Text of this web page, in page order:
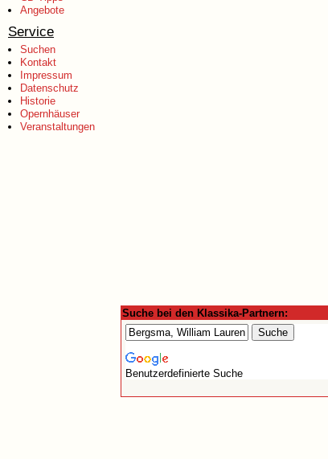
Angebote
Service
Suchen
Kontakt
Impressum
Datenschutz
Historie
Opernhäuser
Veranstaltungen
Suche bei den Klassika-Partnern:
Benutzerdefinierte Suche